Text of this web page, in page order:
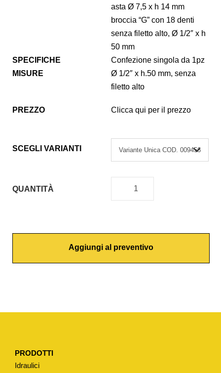
asta Ø 7,5 x h 14 mm
broccia “G” con 18 denti
senza filetto alto, Ø 1/2″ x h
50 mm
SPECIFICHE
Confezione singola da 1pz
MISURE
Ø 1/2″ x h.50 mm, senza
filetto alto
PREZZO Clicca qui per il prezzo
SCEGLI VARIANTI
QUANTITÀ
V
O
E
D
O
Aggiungi al preventivo
PRODOTTI
Idraulici